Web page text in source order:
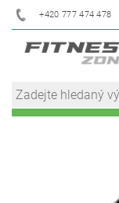
+420 777 474 478